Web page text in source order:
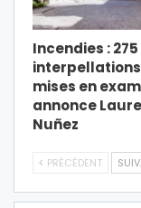
Incendies : 275
interpellations
mises en
annonce
Nuñez
PRÉCÉDENT